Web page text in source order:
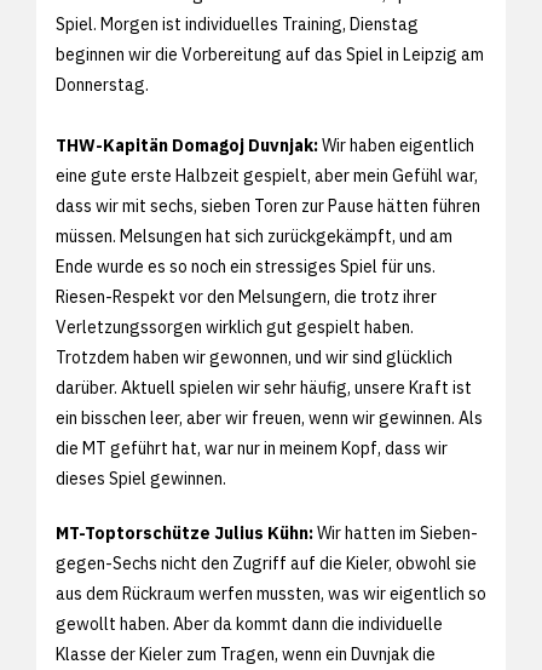
Spiel. Morgen ist individuelles Training, Dienstag
beginnen wir die Vorbereitung auf das Spiel in Leipzig am
Donnerstag.
THW-Kapitän Domagoj Duvnjak:Wir haben eigentlich
eine gute erste Halbzeit gespielt, aber mein Gefühl war,
dass wir mit sechs, sieben Toren zur Pause hätten führen
müssen. Melsungen hat sich zurückgekämpft, und am
Ende wurde es so noch ein stressiges Spiel für uns.
Riesen-Respekt vor den Melsungern, die trotz ihrer
Verletzungssorgen wirklich gut gespielt haben.
Trotzdem haben wir gewonnen, und wir sind glücklich
darüber. Aktuell spielen wir sehr häufig, unsere Kraft ist
ein bisschen leer, aber wir freuen, wenn wir gewinnen. Als
die MT geführt hat, war nur in meinem Kopf, dass wir
dieses Spiel gewinnen.
MT-Toptorschütze Julius Kühn:Wir hatten im Sieben-
gegen-Sechs nicht den Zugriff auf die Kieler, obwohl sie
aus dem Rückraum werfen mussten, was wir eigentlich so
gewollt haben. Aber da kommt dann die individuelle
Klasse der Kieler zum Tragen, wenn ein Duvnjak die